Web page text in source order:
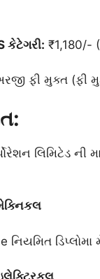
કેટેગરી: ₹1,180/-
ફી મુક્ત (ફી
લિમિટેડ
નિયમિત